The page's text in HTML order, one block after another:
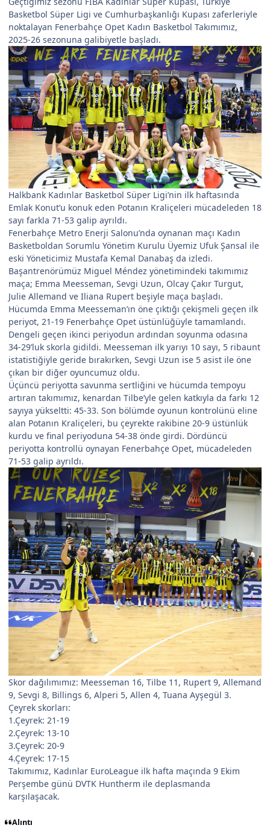
Basketbol Süper Ligi ve Cumhurbaşkanlığı Kupası zaferleriyle
noktalayan Fenerbahçe Opet Kadın Basketbol Takımımız,
2025-26 sezonuna galibiyetle başladı.
Halkbank Kadınlar Basketbol Süper Ligi’nin ilk haftasında
Emlak Konut’u konuk eden Potanın Kraliçeleri mücadeleden 18
sayı farkla 71-53 galip ayrıldı.
Fenerbahçe Metro Enerji Salonu’nda oynanan maçı Kadın
Basketboldan Sorumlu Yönetim Kurulu Üyemiz Ufuk Şansal ile
eski Yöneticimiz Mustafa Kemal Danabaş da izledi.
Başantrenörümüz Miguel Méndez yönetimindeki takımımız
maça; Emma Meesseman, Sevgi Uzun, Olcay Çakır Turgut,
Julie Allemand ve Iliana Rupert beşiyle maça başladı.
Hücumda Emma Meesseman’ın öne çıktığı çekişmeli geçen ilk
periyot, 21-19 Fenerbahçe Opet üstünlüğüyle tamamlandı.
Dengeli geçen ikinci periyodun ardından soyunma odasına
34-29’luk skorla gidildi. Meesseman ilk yarıyı 10 sayı, 5 ribaunt
istatistiğiyle geride bırakırken, Sevgi Uzun ise 5 asist ile öne
çıkan bir diğer oyuncumuz oldu.
Üçüncü periyotta savunma sertliğini ve hücumda tempoyu
artıran takımımız, kenardan Tilbe’yle gelen katkıyla da farkı 12
sayıya yükseltti: 45-33. Son bölümde oyunun kontrolünü eline
alan Potanın Kraliçeleri, bu çeyrekte rakibine 20-9 üstünlük
kurdu ve final periyoduna 54-38 önde girdi. Dördüncü
periyotta kontrollü oynayan Fenerbahçe Opet, mücadeleden
71-53 galip ayrıldı.
Skor dağılımımız: Meesseman 16, Tilbe 11, Rupert 9, Allemand
9, Sevgi 8, Billings 6, Alperi 5, Allen 4, Tuana Ayşegül 3.
Çeyrek skorları:
1.Çeyrek: 21-19
2.Çeyrek: 13-10
3.Çeyrek: 20-9
4.Çeyrek: 17-15
Takımımız, Kadınlar EuroLeague ilk hafta maçında 9 Ekim
Perşembe günü DVTK Huntherm ile deplasmanda
karşılaşacak.
Alıntı